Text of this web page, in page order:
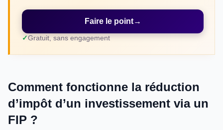
Faire le point→
Gratuit, sans engagement
Comment fonctionne la réduction
d’impôt d’un investissement via un
FIP ?